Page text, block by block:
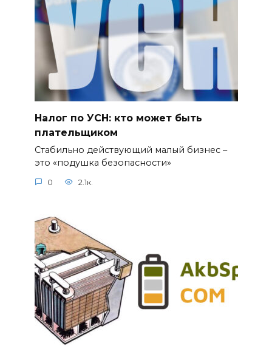
Налог по УСН: кто может быть
плательщиком
Стабильно действующий малый бизнес –
это «подушка безопасности»
0 2.1к.